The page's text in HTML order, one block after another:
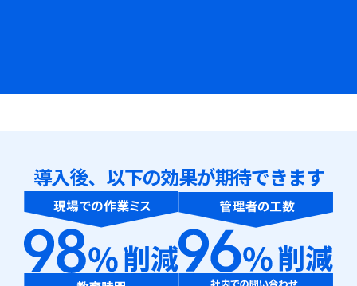
導入後、以下の効果が期待できます